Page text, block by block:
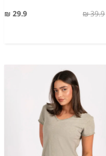
29.9 ₪ 39.9 ₪